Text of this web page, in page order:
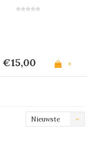
€15,00 +
Nieuwste